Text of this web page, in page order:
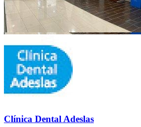
Clínica Dental Adeslas